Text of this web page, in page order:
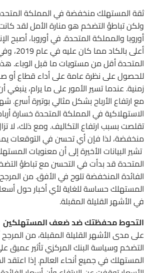
ثقة المستهلك منخفضة في المملكة
ولكن تباطؤ التضخم هو منارة الأمل لقد
أوروبا والمملكة المتحدة. في أوروبا، أصبح
أعلى بالكاد
المتحدة أقل من مستويات ما قبل الوباء.
للحصول على نظرة عامة على أداء قطاع أو
زمنية. عندما تسير الأمور على ما يرام، ينبغي
مع ارتفاع الأرباح بشكل مثالي بوتيرة أسرع.
الاستهلاكية في المملكة المتحدة خسارة
تقلصت بسبب ارتفاع التكاليف. ومع ذلك، لا
منخفضة، لذا فإن أي تحسن في التوقعات
تشير البيانات الأخيرة إلى أن معنويات
المتحدة قد بدأت في التحسن مع تباطؤ
الفائدة المنخفضة تلوح في الأفق. من
المستهلك حساسة للغاية لأي أخبار حول
في الأشهر القليلة المقبلة.
التحوط محفظتك ضد ضعف المستهلكين
على مدى الأشهر القليلة المقبلة، من
التضخم وسياسة البنك المركزي تأثير عميق
المستهلك في جميع أنحاء العالم. إذا